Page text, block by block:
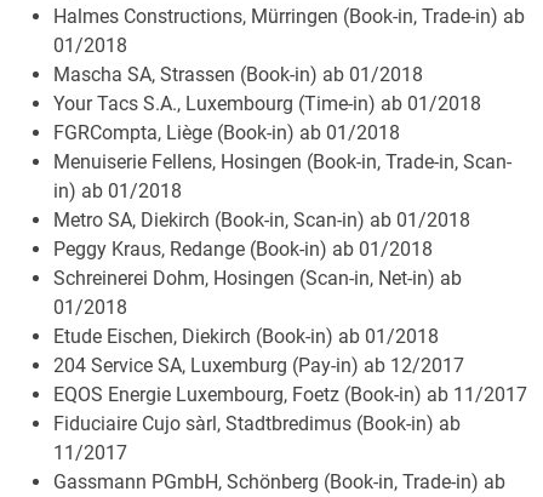
Halmes Constructions, Mürringen (Book-in, Trade-in) ab
01/2018
Mascha SA, Strassen (Book-in) ab 01/2018
Your Tacs S.A., Luxembourg (Time-in) ab 01/2018
FGRCompta, Liège (Book-in) ab 01/2018
Menuiserie Fellens, Hosingen (Book-in, Trade-in, Scan-
in) ab 01/2018
Metro SA, Diekirch (Book-in, Scan-in) ab 01/2018
Peggy Kraus, Redange (Book-in) ab 01/2018
Schreinerei Dohm, Hosingen (Scan-in, Net-in) ab
01/2018
Etude Eischen, Diekirch (Book-in) ab 01/2018
204 Service SA, Luxemburg (Pay-in) ab 12/2017
EQOS Energie Luxembourg, Foetz (Book-in) ab 11/2017
Fiduciaire Cujo sàrl, Stadtbredimus (Book-in) ab
11/2017
Gassmann PGmbH, Schönberg (Book-in, Trade-in) ab